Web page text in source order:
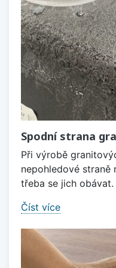
Spodní strana
Při výrobě
nepohledové straně
třeba se jich obávat.
Číst více